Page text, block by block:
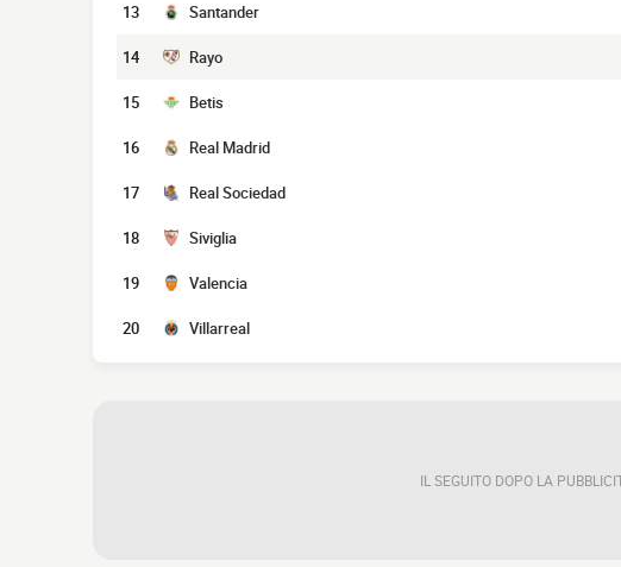
13 Santander
14 Rayo
15 Betis
16 Real Madrid
17 Real Sociedad
18 Siviglia
19 Valencia
20 Villarreal
IL SEGUITO DOPO LA